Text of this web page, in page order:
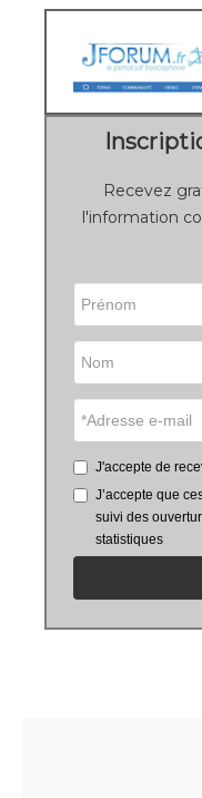
Recevez
l'information
J'accepte de
J’accepte que
suivi des
statistiques